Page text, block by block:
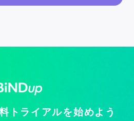
トライアルを始めよう